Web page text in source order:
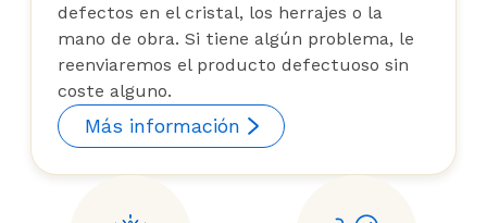
defectos en el cristal, los herrajes o la
mano de obra. Si tiene algún problema, le
reenviaremos el producto defectuoso sin
coste alguno.
Más información